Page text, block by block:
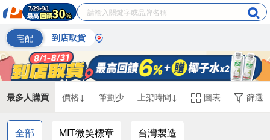
宅配 到店取貨
最多人購買 價格↓ 筆劃少 上架時間↓ 圖表 篩選
全部 MIT微笑標章 台灣製造